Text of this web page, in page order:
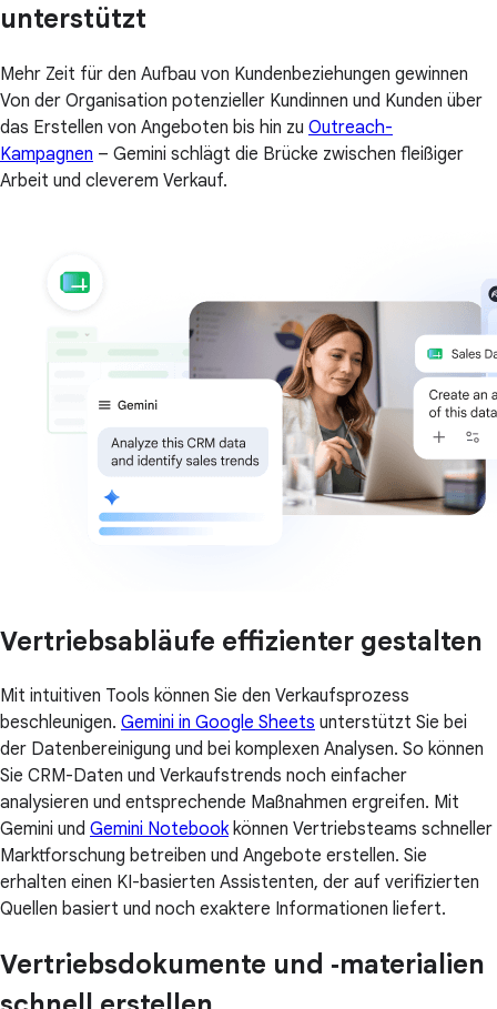
unterstützt
Mehr Zeit für den Aufbau von Kundenbeziehungen gewinnen
Von der Organisation potenzieller Kundinnen und Kunden über
das Erstellen von Angeboten bis hin zu Outreach-
Kampagnen – Gemini schlägt die Brücke zwischen fleißiger
Arbeit und cleverem Verkauf.
Vertriebsabläufe effizienter gestalten
Mit intuitiven Tools können Sie den Verkaufsprozess
beschleunigen. Gemini in Google Sheets unterstützt Sie bei
der Datenbereinigung und bei komplexen Analysen. So können
Sie CRM-Daten und Verkaufstrends noch einfacher
analysieren und entsprechende Maßnahmen ergreifen. Mit
Gemini und Gemini Notebookkönnen Vertriebsteams schneller
Marktforschung betreiben und Angebote erstellen. Sie
erhalten einen KI-basierten Assistenten, der auf verifizierten
Quellen basiert und noch exaktere Informationen liefert.
Vertriebsdokumente und ‑materialien